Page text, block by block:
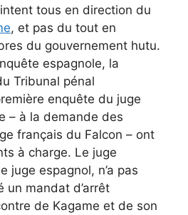
tous en direction du
, et pas du tout en
du gouvernement hutu.
espagnole, la
Tribunal pénal
enquête du juge
– à la demande des
français du Falcon – ont
à charge. Le juge
juge espagnol, n’a pas
un mandat d’arrêt
de Kagame et de son